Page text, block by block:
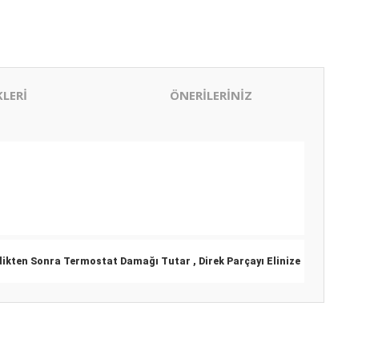
ÖNERİLERİNİZ
Sonra Termostat Damağı Tutar , Direk Parçayı Elinize